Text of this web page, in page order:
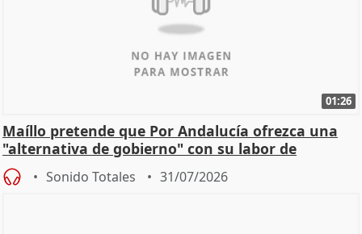
01:26
Maíllo pretende que Por Andalucía ofrezca una
"alternativa de gobierno" con su labor de
oposición
Sonido Totales 31/07/2026